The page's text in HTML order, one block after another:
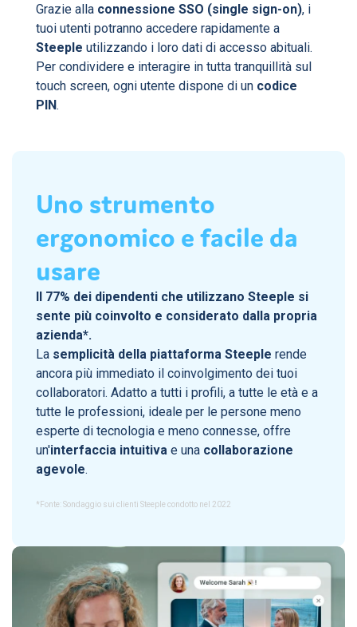
Grazie alla connessione SSO (single sign-on), i
tuoi utenti potranno accedere rapidamente a
Steeple utilizzando i loro dati di accesso abituali.
Per condividere e interagire in tutta tranquillità sul
touch screen, ogni utente dispone di un codice
PIN.
Uno strumento
ergonomico e facile da
usare
Il 77% dei dipendenti che utilizzano Steeple si
sente più coinvolto e considerato dalla propria
azienda*.
La semplicità della piattaforma Steeple rende
ancora più immediato il coinvolgimento dei tuoi
collaboratori. Adatto a tutti i profili, a tutte le età e a
tutte le professioni, ideale per le persone meno
esperte di tecnologia e meno connesse, offre
un'interfaccia intuitiva e una collaborazione
agevole.
* Fonte: Sondaggio sui clienti Steeple condotto nel 2022